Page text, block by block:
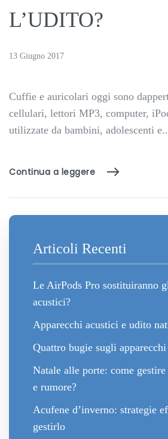
L’UDITO?
13 Giugno 2017
Cuffie e auricolari oggi sono
cellulari, lettori MP3, computer,
utilizzate da bambini, adolescenti
Continua a leggere
Articoli Recenti
Le AirPods Pro sostituiranno
acustici?
Apparecchi acustici e udito
Quattro bugie sugli
Natale alle porte: come
e rumore?
Acufene d’inverno: strategie
gestirlo